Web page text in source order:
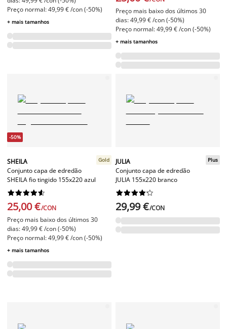
Preço normal: 49,99 € /con (-50%)
+ mais tamanhos
Preço mais baixo dos últimos 30
dias: 49,99 € /con (-50%)
Preço normal: 49,99 € /con (-50%)
+ mais tamanhos
-50%
SHEILA
Conjunto capa de edredão
SHEILA fio tingido 155x220 azul
Gold






25,00 €/CON
Preço mais baixo dos últimos 30
dias: 49,99 € /con (-50%)
Preço normal: 49,99 € /con (-50%)
+ mais tamanhos
JULIA
Conjunto capa de edredão
JULIA 155x220 branco
Plus






29,99 €/CON